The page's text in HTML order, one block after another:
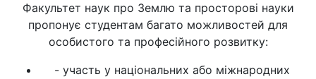
Факультет наук про Землю та просторові науки
пропонує студентам багато можливостей для
особистого та професійного розвитку:
- участь у національних або міжнародних